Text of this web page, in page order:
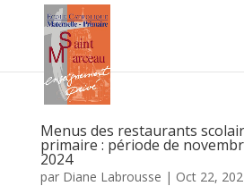
Menus des restaurants
primaire : période de
2024
par Diane Labrousse | Oct 22,